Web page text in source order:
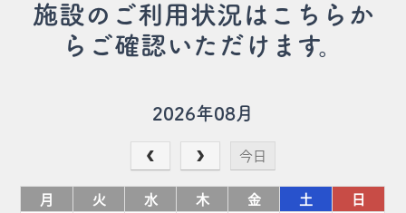
施設のご利用状況はこちらか
らご確認いただけます。
2026年08月
今日
月 火 水 木 金 土
日